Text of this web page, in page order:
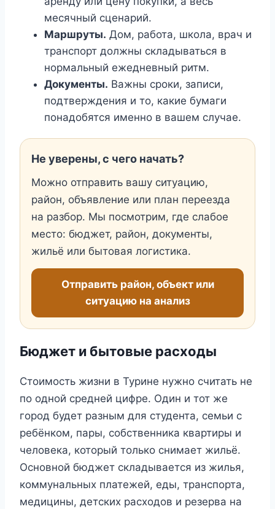
месячный сценарий.
Маршруты. Дом, работа, школа, врач и
транспорт должны складываться в
нормальный ежедневный ритм.
Документы. Важны сроки, записи,
подтверждения и то, какие бумаги
понадобятся именно в вашем случае.
Не уверены, с чего начать?
Можно отправить вашу ситуацию,
район, объявление или план переезда
на разбор. Мы посмотрим, где слабое
место: бюджет, район, документы,
жильё или бытовая логистика.
Отправить район, объект или
ситуацию на анализ
Бюджет и бытовые расходы
Стоимость жизни в Турине нужно считать не
по одной средней цифре. Один и тот же
город будет разным для студента, семьи с
ребёнком, пары, собственника квартиры и
человека, который только снимает жильё.
Основной бюджет складывается из жилья,
коммунальных платежей, еды, транспорта,
медицины, детских расходов и резерва на